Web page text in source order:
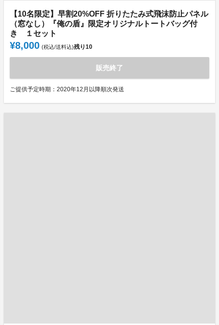
【10名限定】早割20%OFF 折りたたみ式飛沫防止パネル
（窓なし）『俺の盾』限定オリジナルトートバッグ付
き １セット
¥8,000 (税込/送料込)残り10
販売終了
ご提供予定時期：2020年12月以降順次発送